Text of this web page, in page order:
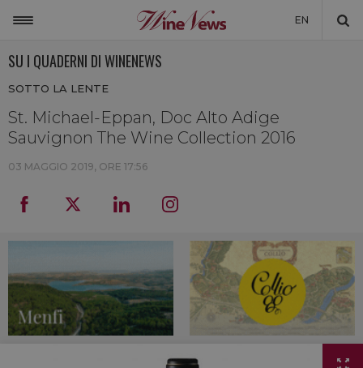
EN
NON SOLO VINO
WINENEWS TV
SU I QUADERNI DI WINENEWS
SOTTO LA LENTE
St. Michael-Eppan, Doc Alto Adige
Sauvignon The Wine Collection 2016
03 MAGGIO 2019, ORE 17:56